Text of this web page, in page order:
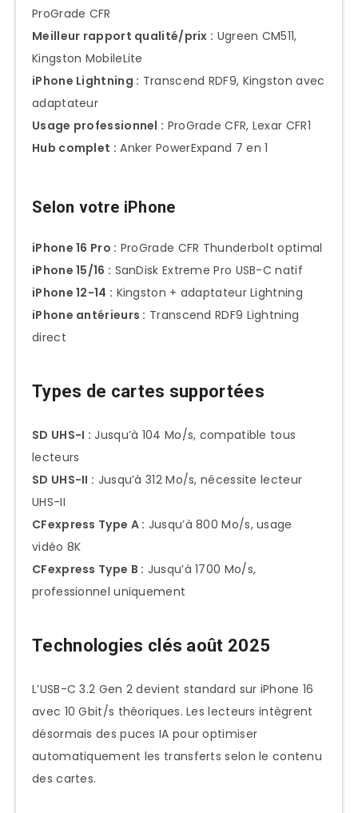
ProGrade CFR
Meilleur rapport qualité/prix : Ugreen CM511,
Kingston MobileLite
iPhone Lightning : Transcend RDF9, Kingston avec
adaptateur
Usage professionnel : ProGrade CFR, Lexar CFR1
Hub complet : Anker PowerExpand 7 en 1
Selon votre iPhone
iPhone 16 Pro : ProGrade CFR Thunderbolt optimal
iPhone 15/16 : SanDisk Extreme Pro USB-C natif
iPhone 12-14 : Kingston + adaptateur Lightning
iPhone antérieurs : Transcend RDF9 Lightning
direct
Types de cartes supportées
SD UHS-I : Jusqu’à 104 Mo/s, compatible tous
lecteurs
SD UHS-II : Jusqu’à 312 Mo/s, nécessite lecteur
UHS-II
CFexpress Type A : Jusqu’à 800 Mo/s, usage
vidéo 8K
CFexpress Type B : Jusqu’à 1700 Mo/s,
professionnel uniquement
Technologies clés août 2025
L’USB-C 3.2 Gen 2 devient standard sur iPhone 16
avec 10 Gbit/s théoriques. Les lecteurs intègrent
désormais des puces IA pour optimiser
automatiquement les transferts selon le contenu
des cartes.